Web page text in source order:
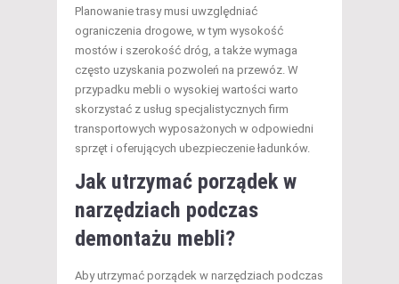
Planowanie trasy musi uwzględniać
ograniczenia drogowe, w tym wysokość
mostów i szerokość dróg, a także wymaga
często uzyskania pozwoleń na przewóz. W
przypadku mebli o wysokiej wartości warto
skorzystać z usług specjalistycznych firm
transportowych wyposażonych w odpowiedni
sprzęt i oferujących ubezpieczenie ładunków.
Jak utrzymać porządek w
narzędziach podczas
demontażu mebli?
Aby utrzymać porządek w narzędziach podczas